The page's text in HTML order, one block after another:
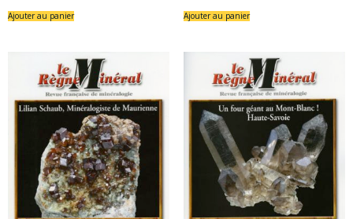
Ajouter au panier Ajouter au panier